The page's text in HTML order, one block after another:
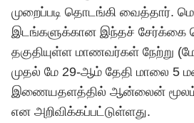
முறைப்படி தொடங்கி வைத்தார்.
இடங்களுக்கான இந்தச் சேர்க்கை
தகுதியுள்ள மாணவர்கள் நேற்று
முதல் மே 29-ஆம் தேதி மாலை 5
இணையதளத்தில் ஆன்லைன் மூலம்
என அறிவிக்கப்பட்டுள்ளது.